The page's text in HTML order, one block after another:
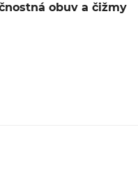
obuv a čižmy